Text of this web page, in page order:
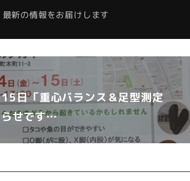
最新の情報をお届けします
日「重心バランス＆足型測定
せです…